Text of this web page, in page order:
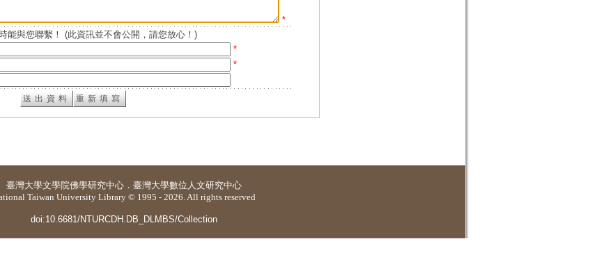
*
能與您聯繫！ (此資訊並不會公開，請您放心！)
*
*
臺灣大學文學院佛學研究中心 ． 臺灣大學數位人文研究中心
Taiwan University Library © 1995 - 2026. All rights reserved
doi:10.6681/NTURCDH.DB_DLMBS/Collection